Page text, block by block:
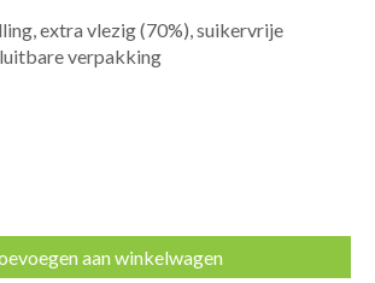
extra vlezig (70%), suikervrije
verpakking
aan winkelwagen